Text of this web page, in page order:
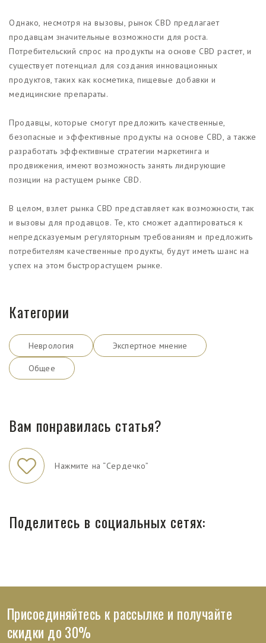
Однако, несмотря на вызовы, рынок CBD предлагает
продавцам значительные возможности для роста.
Потребительский спрос на продукты на основе CBD растет, и
существует потенциал для создания инновационных
продуктов, таких как косметика, пищевые добавки и
медицинские препараты.
Продавцы, которые смогут предложить качественные,
безопасные и эффективные продукты на основе CBD, а также
разработать эффективные стратегии маркетинга и
продвижения, имеют возможность занять лидирующие
позиции на растущем рынке CBD.
В целом, взлет рынка CBD представляет как возможности, так
и вызовы для продавцов. Те, кто сможет адаптироваться к
непредсказуемым регуляторным требованиям и предложить
потребителям качественные продукты, будут иметь шанс на
успех на этом быстрорастущем рынке.
Категории
Неврология Экспертное мнение
Общее
Вам понравилась статья?
Нажмите на “Сердечко”
Поделитесь в социальных сетях:
Присоединяйтесь к рассылке и получайте
скидки до 30%